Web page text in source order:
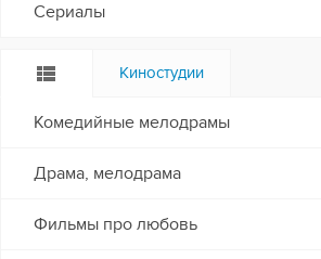
Сериалы
Киностудии
Комедийные мелодрамы
Драма, мелодрама
Фильмы про любовь